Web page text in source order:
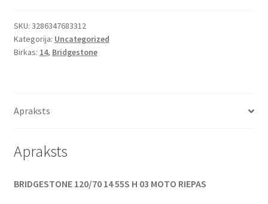
-
14
55S
SKU: 3286347683312
Kategorija: Uncategorized
Birkas: 14, Bridgestone
Apraksts
Apraksts
BRIDGESTONE 120/70 14 55S H 03 MOTO RIEPAS